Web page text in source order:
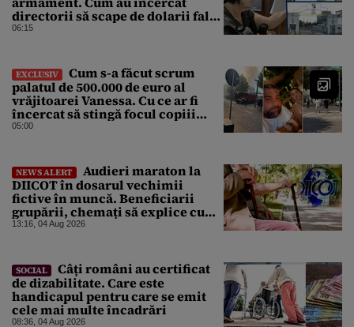
directorii să scape de dolarii falși
primiți mită: „Din 30.000 s-au
06:15
EXCLUSIV
Cum s-a făcut scrum
palatul de 500.000 de euro al
vrăjitoarei Vanessa. Cu ce ar fi
încercat să stingă focul copiii
presupusei clarvăzătoare
05:00
NEWS ALERT
Audieri maraton la
DIICOT în dosarul vechimii
fictive în muncă. Beneficiarii
grupării, chemați să explice cum
au cumpărat vechime pentru
13:16, 04 Aug 2026
SOCIAL
Câți români au certificat
de dizabilitate. Care este
handicapul pentru care se emit
cele mai multe încadrări
08:36, 04 Aug 2026